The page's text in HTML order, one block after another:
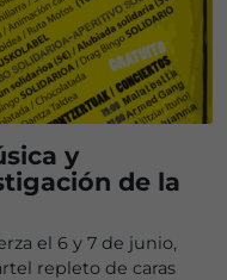
y
de la
el 6 y 7 de junio,
repleto de caras